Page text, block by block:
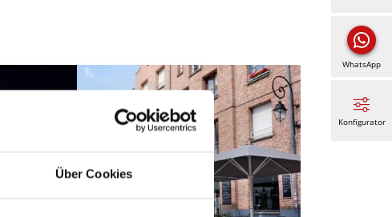
Über Cookies
WhatsApp
Konfigurator